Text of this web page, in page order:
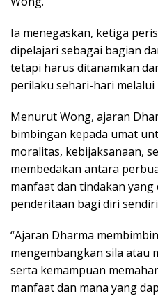
Ia menegaskan, ketiga
dipelajari sebagai bagian
tetapi harus ditanamkan
perilaku sehari-hari melalui
Menurut Wong, ajaran
bimbingan kepada umat
moralitas, kebijaksanaan,
membedakan antara
manfaat dan tindakan
penderitaan bagi diri
“Ajaran Dharma
mengembangkan sila atau
serta kemampuan
manfaat dan mana yang